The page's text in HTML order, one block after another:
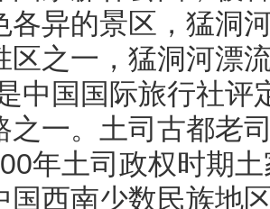
各异的景区，猛洞
区之一，猛洞河漂
中国国际旅行社
之一。土司古都老
年土司政权时期
国西南少数民族地